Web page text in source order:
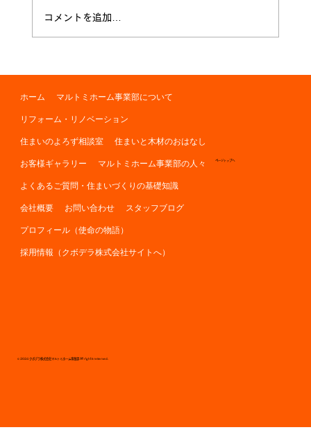
コメントを追加…
© 2024 クボデラ株式会社マルトミホーム事業部 All rights reserved.
ホーム マルトミホーム事業部について
リフォーム・リノベーション
住まいのよろず相談室 住まいと木材のおはなし
お客様ギャラリー マルトミホーム事業部の人々
よくあるご質問・住まいづくりの基礎知識
会社概要 お問い合わせ スタッフブログ
プロフィール（使命の物語）
採用情報（クボデラ株式会社サイトへ）
ページトップへ